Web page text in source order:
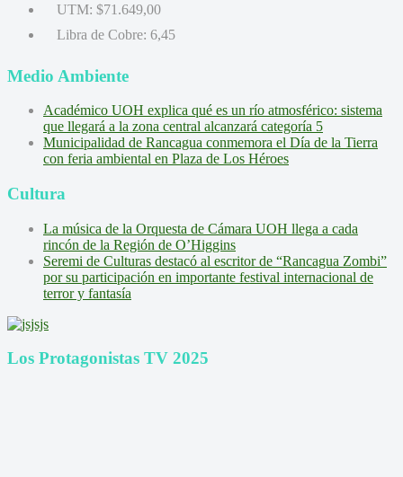
UTM: $71.649,00
Libra de Cobre: 6,45
Medio Ambiente
Académico UOH explica qué es un río atmosférico: sistema
que llegará a la zona central alcanzará categoría 5
Municipalidad de Rancagua conmemora el Día de la Tierra
con feria ambiental en Plaza de Los Héroes
Cultura
La música de la Orquesta de Cámara UOH llega a cada
rincón de la Región de O’Higgins
Seremi de Culturas destacó al escritor de “Rancagua Zombi”
por su participación en importante festival internacional de
terror y fantasía
Los Protagonistas TV 2025